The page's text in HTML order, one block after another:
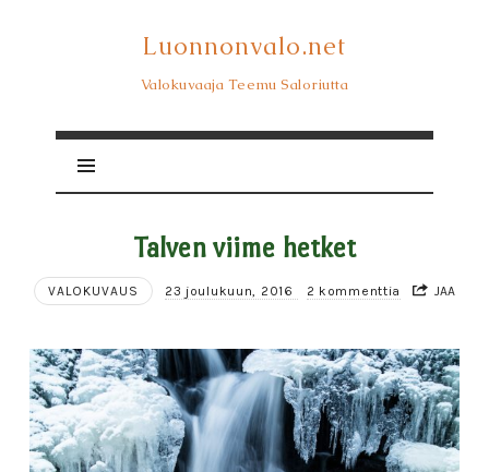
Luonnonvalo.net
Luonnonvalo.net
Valokuvaaja Teemu Saloriutta
Talven viime hetket
VALOKUVAUS 23 joulukuun, 2016 2 kommenttia JAA